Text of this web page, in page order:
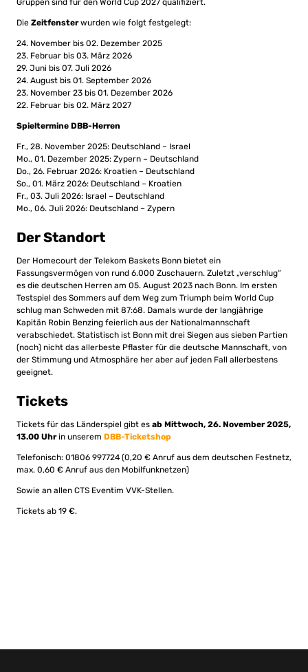
Gruppen sind für den World Cup 2027 qualifiziert.
Die Zeitfensterwurden wie folgt festgelegt:
24. November bis 02. Dezember 2025
23. Februar bis 03. März 2026
29. Juni bis 07. Juli 2026
24. August bis 01. September 2026
23. November 23 bis 01. Dezember 2026
22. Februar bis 02. März 2027
Spieltermine DBB-Herren
Fr., 28. November 2025: Deutschland – Israel
Mo., 01. Dezember 2025: Zypern – Deutschland
Do., 26. Februar 2026: Kroatien – Deutschland
So., 01. März 2026: Deutschland – Kroatien
Fr., 03. Juli 2026: Israel – Deutschland
Mo., 06. Juli 2026: Deutschland – Zypern
Der Standort
Der Homecourt der Telekom Baskets Bonn bietet ein
Fassungsvermögen von rund 6.000 Zuschauern. Zuletzt „verschlug“
es die deutschen Herren am 05. August 2023 nach Bonn. Im ersten
Testspiel des Sommers auf dem Weg zum Triumph beim World Cup
schlug man Schweden mit 87:68. Damals wurde der langjährige
Kapitän Robin Benzing feierlich aus der Nationalmannschaft
verabschiedet. Statistisch ist Bonn mit drei Siegen aus sieben Partien
(noch) nicht das allerbeste Pflaster für die deutsche Mannschaft, von
der Stimmung und Atmosphäre her aber auf jeden Fall allerbestens
geeignet.
Tickets
Tickets für das Länderspiel gibt es ab Mittwoch, 26. November 2025,
13.00 Uhrin unserem DBB-Ticketshop
Telefonisch: 01806 997724 (0,20 € Anruf aus dem deutschen Festnetz,
max. 0,60 € Anruf aus den Mobilfunknetzen)
Sowie an allen CTS Eventim VVK-Stellen.
Tickets ab 19 €.